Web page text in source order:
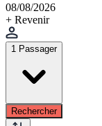
08/08/2026
+ Revenir
1 Passager
Rechercher